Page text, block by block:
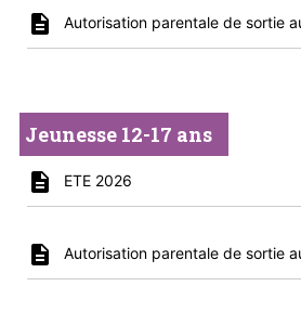
Autorisation parentale de sortie
description
Jeunesse 12-17 ans
ETE 2026
description
Autorisation parentale de sortie
description